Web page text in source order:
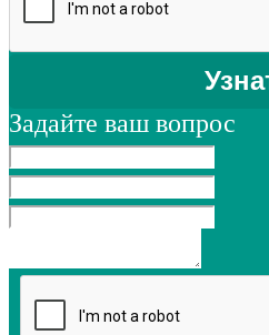
Задайте ваш вопрос